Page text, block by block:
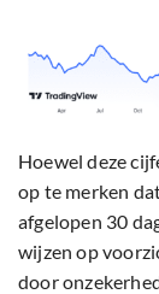
Hoewel deze
op te merken
afgelopen 30
wijzen op
door